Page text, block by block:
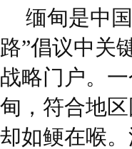
缅甸是中
路”倡议中关
战略门户。
甸，符合地
却如鲠在喉